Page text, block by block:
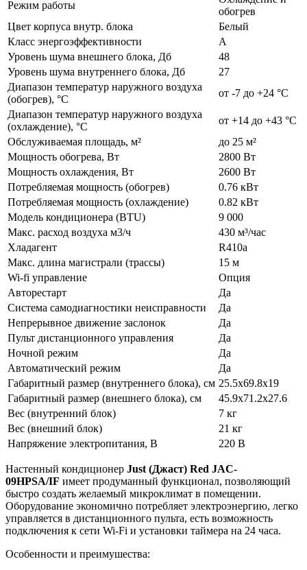
Режим работы
обогрев
Цвет корпуса внутр. блока
Белый
Класс энергоэффективности
А
Уровень шума внешнего блока, Дб
48
Уровень шума внутреннего блока, Дб
27
Диапазон температур наружного воздуха
(обогрев), °C
от -7 до +24 °C
Диапазон температур наружного воздуха
(охлаждение), °C
от +14 до +43 °C
Обслуживаемая площадь, м²
до 25 м²
Мощность обогрева, Вт
2800 Вт
Мощность охлаждения, Вт
2600 Вт
Потребляемая мощность (обогрев)
0.76 кВт
Потребляемая мощность (охлаждение)
0.82 кВт
Модель кондиционера (BTU)
9 000
Макс. расход воздуха м3/ч
430 м³/час
Хладагент
R410а
Макс. длина магистрали (трассы)
15 м
Wi-fi управление
Опция
Авторестарт
Да
Система самодиагностики неисправности
Да
Непрерывное движение заслонок
Да
Пульт дистанционного управления
Да
Ночной режим
Да
Автоматический режим
Да
Габаритный размер (внутреннего блока), см 25.5x69.8x19
Габаритный размер (внешнего блока), см
45.9x71.2x27.6
Вес (внутренний блок)
7 кг
Вес (внешний блок)
21 кг
Напряжение электропитания, В
220 В
Настенный кондиционер Just (Джаст) Red JAC-
09HPSA/IF имеет продуманный функционал, позволяющий
быстро создать желаемый микроклимат в помещении.
Оборудование экономично потребляет электроэнергию, легко
управляется в дистанционного пульта, есть возможность
подключения к сети Wi-Fi и установки таймера на 24 часа.
Особенности и преимушества: